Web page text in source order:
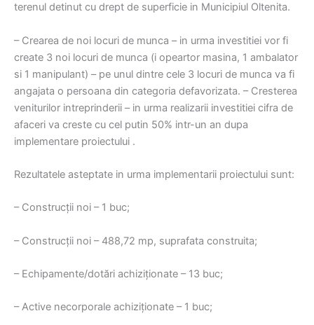
terenul detinut cu drept de superficie in Municipiul Oltenita.
– Crearea de noi locuri de munca – in urma investitiei vor fi
create 3 noi locuri de munca (i opeartor masina, 1 ambalator
si 1 manipulant) – pe unul dintre cele 3 locuri de munca va fi
angajata o persoana din categoria defavorizata. – Cresterea
veniturilor intreprinderii – in urma realizarii investitiei cifra de
afaceri va creste cu cel putin 50% intr-un an dupa
implementare proiectului .
Rezultatele asteptate in urma implementarii proiectului sunt:
– Construcții noi – 1 buc;
– Construcții noi – 488,72 mp, suprafata construita;
– Echipamente/dotări achiziționate – 13 buc;
– Active necorporale achiziționate – 1 buc;